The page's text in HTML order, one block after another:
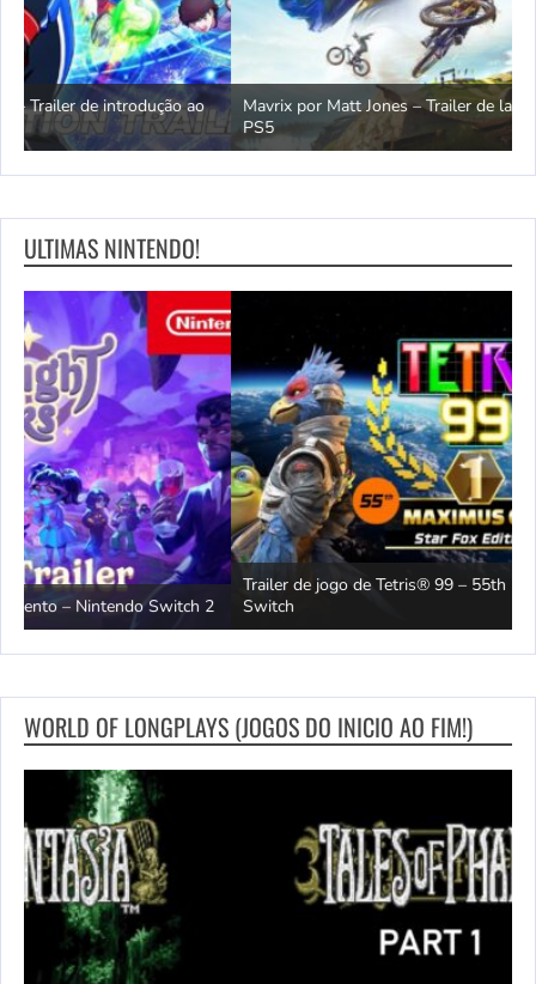
Mavrix por Matt Jones – Trailer de lançamento completo | Jogos
PS5
ULTIMAS NINTENDO!
Trailer de jogo de Tetris® 99 – 55th MAXIMUS CUP – Nintendo
Switch
WORLD OF LONGPLAYS (JOGOS DO INICIO AO FIM!)